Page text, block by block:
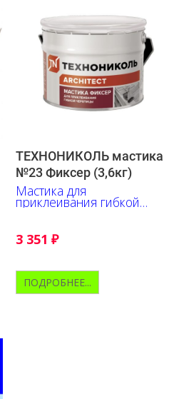
ТЕХНОНИКОЛЬ мастика
№23 Фиксер (3,6кг)
Мастика для
приклеивания гибкой
черепицы
3 351 ₽
ПОДРОБНЕЕ...